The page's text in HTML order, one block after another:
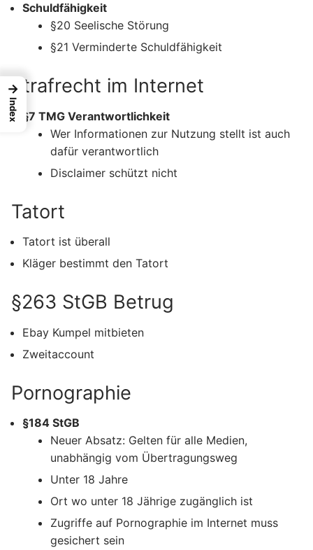
Schuldfähigkeit
§20 Seelische Störung
§21 Verminderte Schuldfähigkeit
Strafrecht im Internet
§7 TMG Verantwortlichkeit
Wer Informationen zur Nutzung stellt ist auch
dafür verantwortlich
Disclaimer schützt nicht
Tatort
Tatort ist überall
Kläger bestimmt den Tatort
§263 StGB Betrug
Ebay Kumpel mitbieten
Zweitaccount
Pornographie
§184 StGB
Neuer Absatz: Gelten für alle Medien,
unabhängig vom Übertragungsweg
Unter 18 Jahre
Ort wo unter 18 Jährige zugänglich ist
Zugriffe auf Pornographie im Internet muss
gesichert sein
→
Index